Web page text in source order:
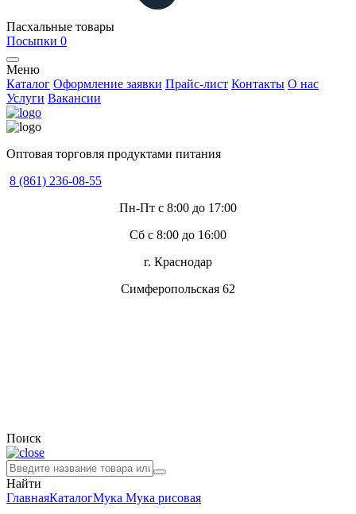
Пасхальные товары
Посыпки 0
Меню
Каталог Оформление заявки Прайс-лист Контакты О нас
Услуги Вакансии
Оптовая торговля продуктами питания
8 (861) 236-08-55
Пн-Пт с 8:00 до 17:00
Сб с 8:00 до 16:00
г. Краснодар
Симферопольская 62
Поиск
Найти
ГлавнаяКаталогМука Мука рисовая